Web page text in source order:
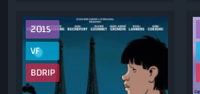
2015
VF
BDRIP